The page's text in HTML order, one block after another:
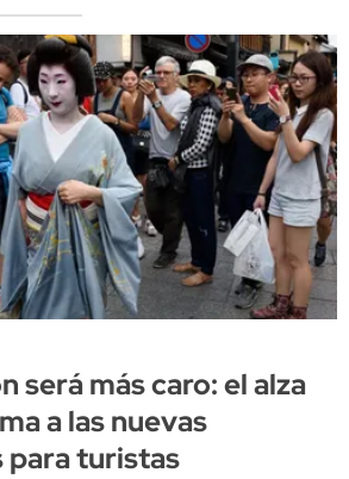
será más caro: el alza
a las nuevas
turistas